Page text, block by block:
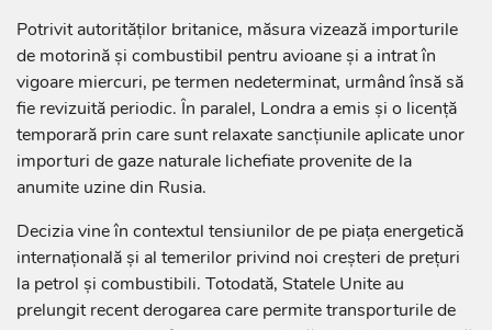
Potrivit autorităților britanice, măsura vizează importurile
de motorină și combustibil pentru avioane și a intrat în
vigoare miercuri, pe termen nedeterminat, urmând însă să
fie revizuită periodic. În paralel, Londra a emis și o licență
temporară prin care sunt relaxate sancțiunile aplicate unor
importuri de gaze naturale lichefiate provenite de la
anumite uzine din Rusia.
Decizia vine în contextul tensiunilor de pe piața energetică
internațională și al temerilor privind noi creșteri de prețuri
la petrol și combustibili. Totodată, Statele Unite au
prelungit recent derogarea care permite transporturile de